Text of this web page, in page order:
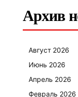
Архив
Август 2026
Июнь 2026
Апрель 2026
Февраль 2026